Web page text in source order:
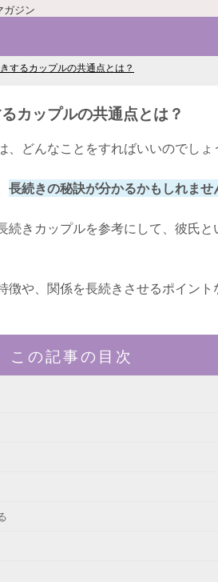
ガジン
するカップルの共通点とは？
カップルの共通点とは？
どんなことをすればいいのでしょ
長続きの秘訣が分かるかもしれませ
続きカップルを参考にして、彼氏
徴や、関係を長続きさせるポイント
この記事の目次